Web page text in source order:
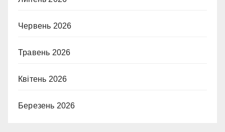
Червень 2026
Травень 2026
Квітень 2026
Березень 2026